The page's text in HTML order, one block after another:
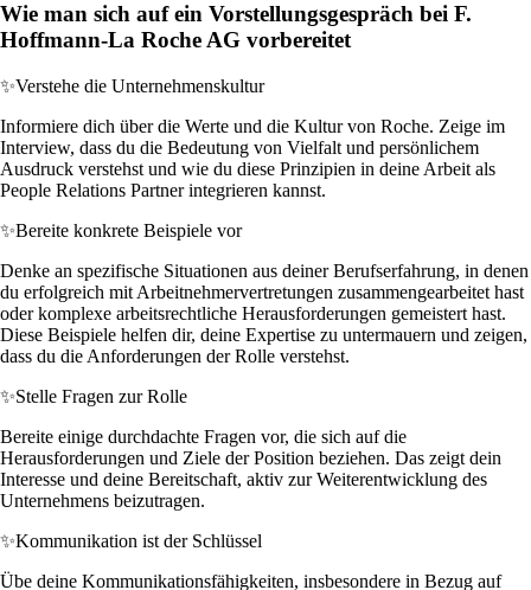
Wie man sich auf ein Vorstellungsgespräch bei F.
Hoffmann-La Roche AG vorbereitet
✨Verstehe die Unternehmenskultur
Informiere dich über die Werte und die Kultur von Roche. Zeige im
Interview, dass du die Bedeutung von Vielfalt und persönlichem
Ausdruck verstehst und wie du diese Prinzipien in deine Arbeit als
People Relations Partner integrieren kannst.
✨Bereite konkrete Beispiele vor
Denke an spezifische Situationen aus deiner Berufserfahrung, in denen
du erfolgreich mit Arbeitnehmervertretungen zusammengearbeitet hast
oder komplexe arbeitsrechtliche Herausforderungen gemeistert hast.
Diese Beispiele helfen dir, deine Expertise zu untermauern und zeigen,
dass du die Anforderungen der Rolle verstehst.
✨Stelle Fragen zur Rolle
Bereite einige durchdachte Fragen vor, die sich auf die
Herausforderungen und Ziele der Position beziehen. Das zeigt dein
Interesse und deine Bereitschaft, aktiv zur Weiterentwicklung des
Unternehmens beizutragen.
✨Kommunikation ist der Schlüssel
Übe deine Kommunikationsfähigkeiten, insbesondere in Bezug auf